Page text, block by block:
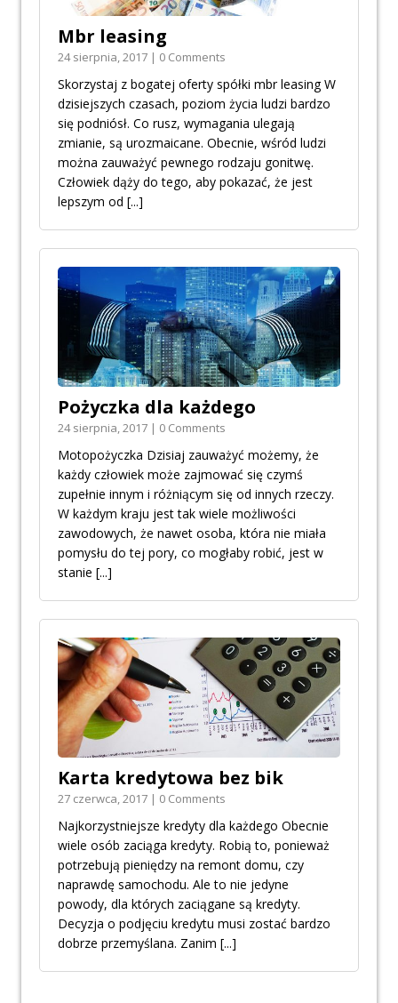
Mbr leasing
24 sierpnia, 2017 | 0 Comments
Skorzystaj z bogatej oferty spółki mbr leasing W
dzisiejszych czasach, poziom życia ludzi bardzo
się podniósł. Co rusz, wymagania ulegają
zmianie, są urozmaicane. Obecnie, wśród ludzi
można zauważyć pewnego rodzaju gonitwę.
Człowiek dąży do tego, aby pokazać, że jest
lepszym od [...]
Pożyczka dla każdego
24 sierpnia, 2017 | 0 Comments
Motopożyczka Dzisiaj zauważyć możemy, że
każdy człowiek może zajmować się czymś
zupełnie innym i różniącym się od innych rzeczy.
W każdym kraju jest tak wiele możliwości
zawodowych, że nawet osoba, która nie miała
pomysłu do tej pory, co mogłaby robić, jest w
stanie [...]
Karta kredytowa bez bik
27 czerwca, 2017 | 0 Comments
Najkorzystniejsze kredyty dla każdego Obecnie
wiele osób zaciąga kredyty. Robią to, ponieważ
potrzebują pieniędzy na remont domu, czy
naprawdę samochodu. Ale to nie jedyne
powody, dla których zaciągane są kredyty.
Decyzja o podjęciu kredytu musi zostać bardzo
dobrze przemyślana. Zanim [...]